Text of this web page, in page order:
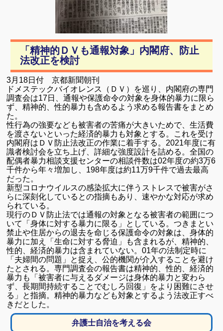
「精神的ＤＶも通報対象」内閣府、防止
法改正を検討
3月18日付 京都新聞朝刊
ドメステックバイオレンス（ＤＶ）を巡り、内閣府の専門
調査会は17日、通報や保護命令の対象を身体的暴力に限ら
ず、精神的、性的暴力も含めるよう求める報告書をまとめ
た。
性行為の強要なども被害者の苦痛が大きいためで、生活費
を渡さないといった経済的暴力も対象とする。これを受け
内閣府はＤＶ防止法改正の作業に着手する。2021年度に有
識者検討会を立ち上げ、詳細な強度設計を詰める。全国の
配偶者暴力相談支援センターの相談件数は02年度の約3万6
千件から年々増加し、198年度は約11万9千件で過去最高
だった。
新型コロナウイルスの感染拡大に伴うストレスで被害がさ
らに深刻化しているとの指摘もあり、速やかな対応が求め
られている。
現行のＤＶ防止法では通報の対象となる被害者の範囲につ
いて「身体に対する暴力に限る」としている。つきまとい
禁止や住居からの退去を命じる保護命令の対象は、身体的
暴力に加え「生命に対する脅迫」も含まれるが、精神的、
性的、経済的暴力は含まれていない。01年の法制定時に
「夫婦間の問題」と捉え、公的機関が介入することを避け
たとされる。専門調査会の報告書は精神的、性的、経済的
暴力も「被害者に与えるダメージは身体的暴力と変わら
ず、長期間持続することでむしろ回復」をより困難にさせ
る」と指摘。精神的暴力なども対象とするよう法改正すべ
きだとした。
弁護士自治を考える会